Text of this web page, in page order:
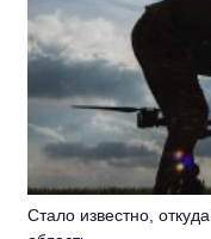
Стало известно,